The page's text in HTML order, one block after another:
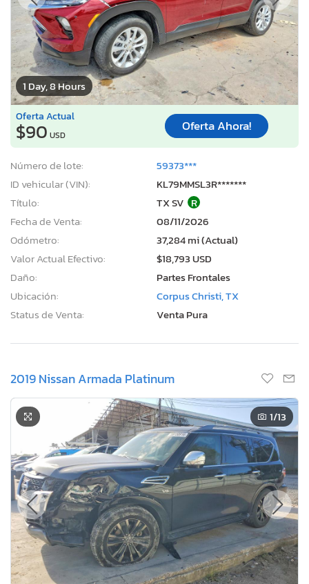
1 Day, 8 Hours
Oferta Actual
$90 USD
Oferta Ahora!
Número de lote:
59373***
ID vehicular (VIN):
KL79MMSL3R*******
Título:
TX SV R
Fecha de Venta:
08/11/2026
Odómetro:
37,284 mi (Actual)
Valor Actual Efectivo:
$18,793 USD
Daño:
Partes Frontales
Ubicación:
Corpus Christi, TX
Status de Venta:
Venta Pura
2019 Nissan Armada Platinum
1/13